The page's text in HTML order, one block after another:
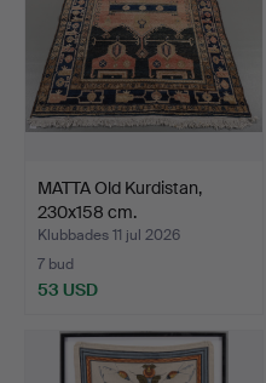
MATTA Old Kurdistan,
230x158 cm.
Klubbades 11 jul 2026
7 bud
53 USD